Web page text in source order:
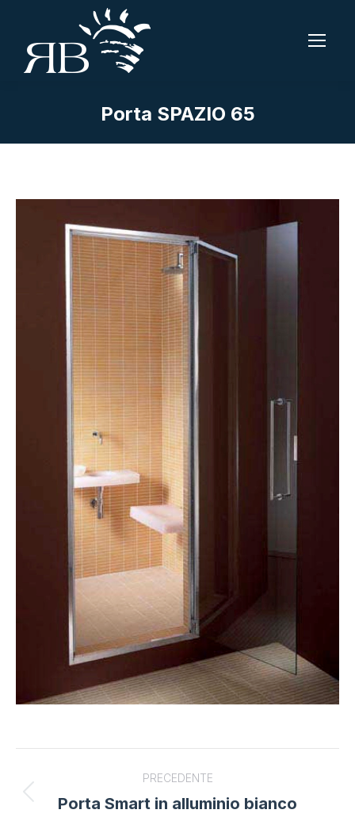
Porta SPAZIO 65
navigation
PRECEDENTE
Previous
Porta Smart in alluminio bianco